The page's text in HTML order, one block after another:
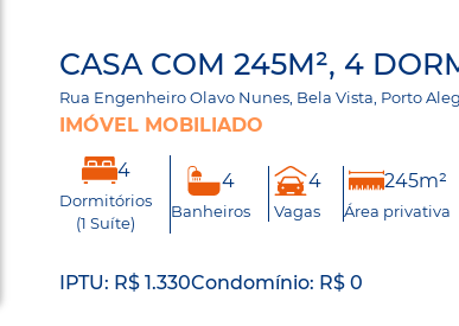
CASA COM 245M², 4
Rua Engenheiro Olavo Nunes, Bela Vista, Porto
IMÓVEL MOBILIADO
4
Dormitórios
(1 Suíte)
4
Banheiros
4
Vagas
245m²
Área privativa
IPTU: R$ 1.330Condomínio: R$ 0